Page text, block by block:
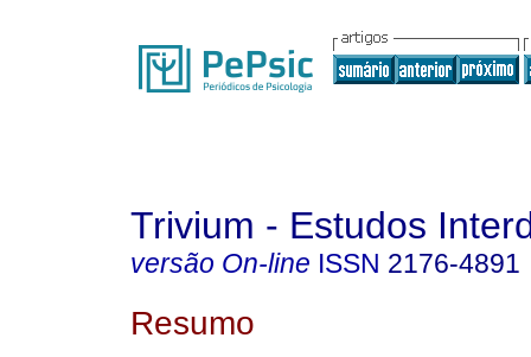
Trivium - Estudos
versão On-line ISSN 2176-4891
Resumo